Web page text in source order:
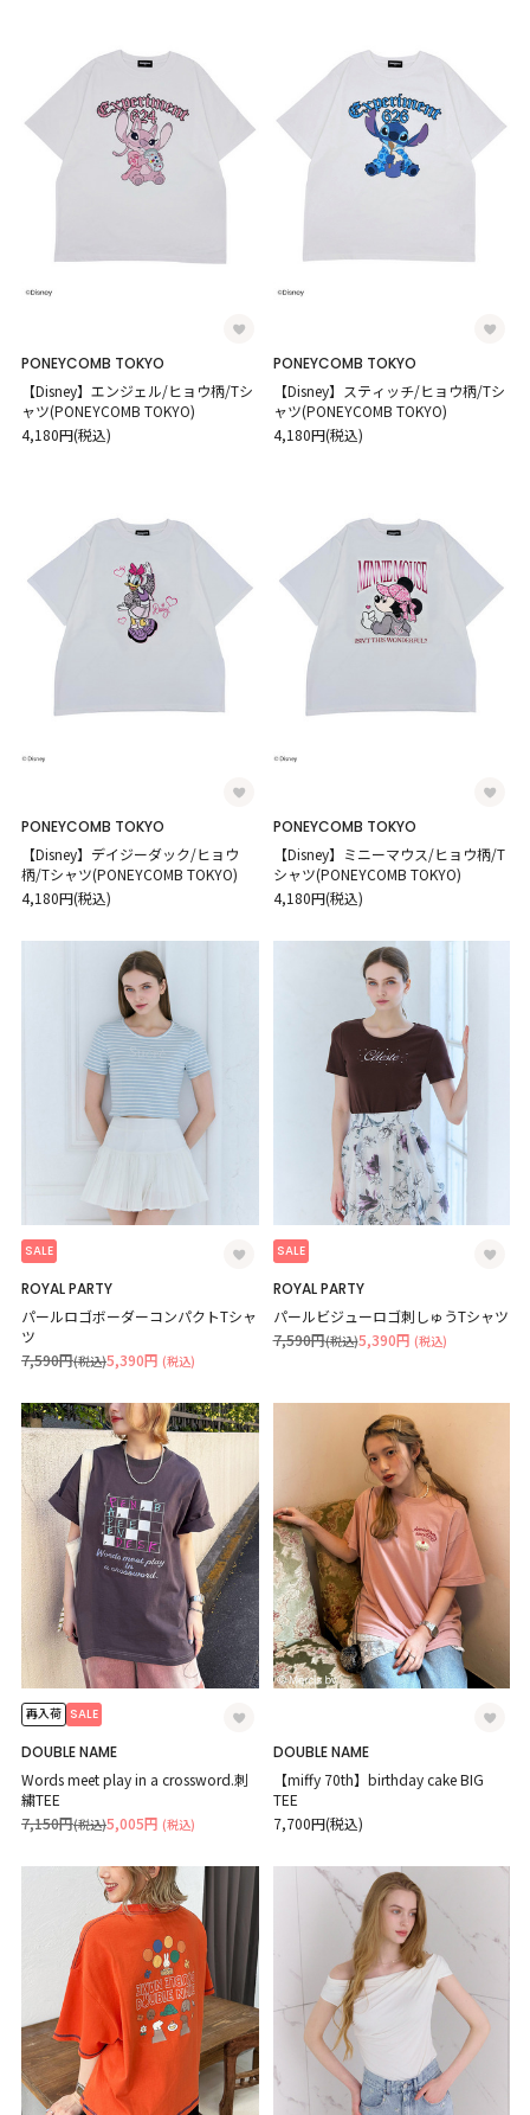
PONEYCOMB TOKYO
【Disney】エンジェル/ヒョウ柄/Tシ
ャツ(PONEYCOMB TOKYO)
4,180円(税込)
PONEYCOMB TOKYO
【Disney】スティッチ/ヒョウ柄/Tシ
ャツ(PONEYCOMB TOKYO)
4,180円(税込)
PONEYCOMB TOKYO
【Disney】デイジーダック/ヒョウ
柄/Tシャツ(PONEYCOMB TOKYO)
4,180円(税込)
PONEYCOMB TOKYO
【Disney】ミニーマウス/ヒョウ柄/T
シャツ(PONEYCOMB TOKYO)
4,180円(税込)
SALE
ROYAL PARTY
パールロゴボーダーコンパクトTシャ
ツ
5,390円 (税込)
7,590円(税込)
SALE
ROYAL PARTY
パールビジューロゴ刺しゅうTシャツ
5,390円 (税込)
7,590円(税込)
再入荷 SALE
DOUBLE NAME
Words meet play in a crossword.刺
繍TEE
5,005円 (税込)
7,150円(税込)
DOUBLE NAME
【miffy 70th】birthday cake BIG
TEE
7,700円(税込)